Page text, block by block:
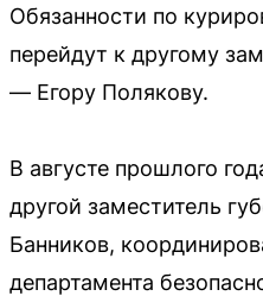
Обязанности по
перейдут к другому
— Егору Полякову.
В августе прошлого
другой заместитель
Банников,
департамента